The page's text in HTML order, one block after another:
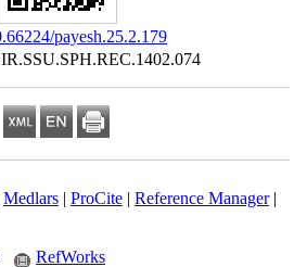
payesh.25.2.179
IR.SSU.SPH.REC.1402.074
|Medlars|ProCite|Reference Manager
RefWorks